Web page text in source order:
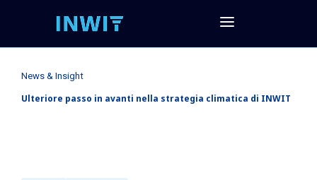
News & Insight
Ulteriore passo in avanti nella strategia climatica di INWIT